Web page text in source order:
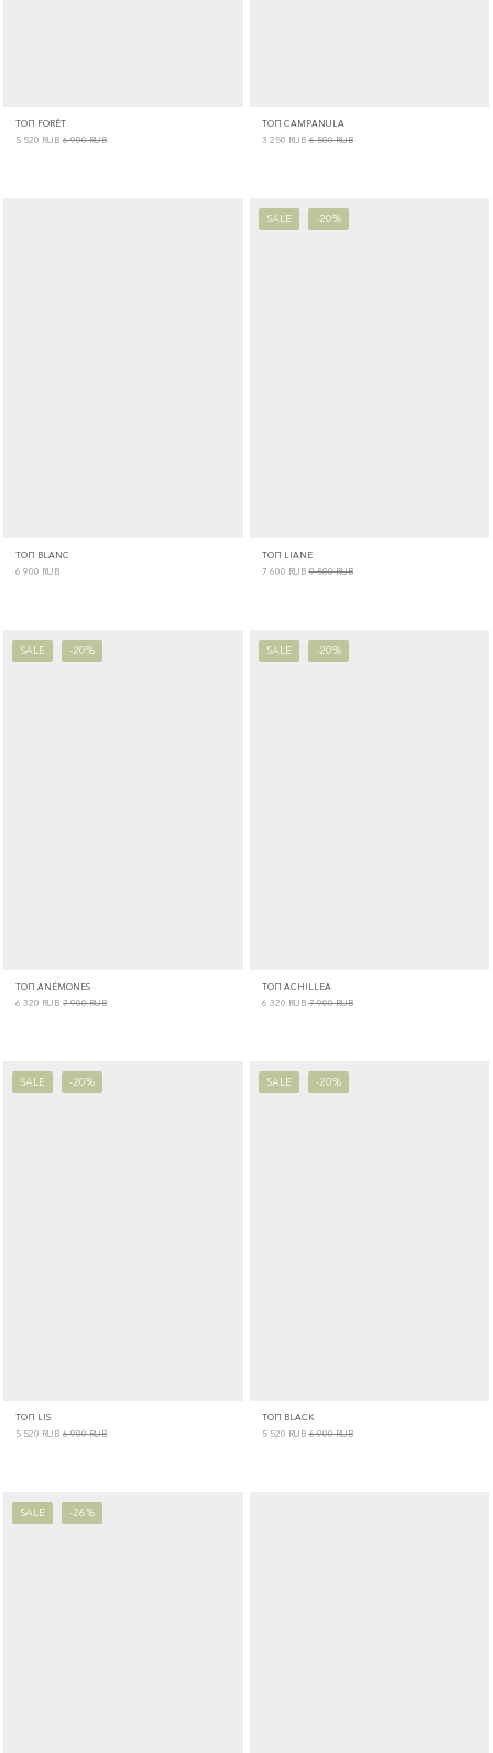
ТОП FORÊT
5 520 RUB 6 900RUB
ТОП CAMPANULA
3 250 RUB 6 500RUB
ТОП BLANC
6 900 RUB
SALE -20%
ТОП LIANE
7 600 RUB 9 500RUB
SALE -20%
ТОП ANÉMONES
6 320 RUB 7 900RUB
SALE -20%
ТОП ACHILLEA
6 320 RUB 7 900RUB
SALE -20%
ТОП LIS
5 520 RUB 6 900RUB
SALE -20%
ТОП BLACK
5 520 RUB 6 900RUB
SALE -26%